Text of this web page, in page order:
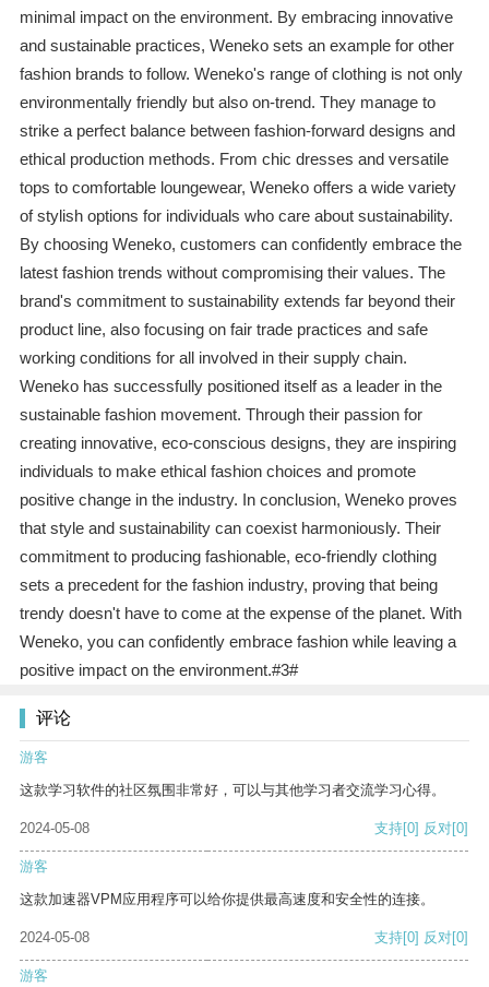
minimal impact on the environment. By embracing innovative
and sustainable practices, Weneko sets an example for other
fashion brands to follow. Weneko's range of clothing is not only
environmentally friendly but also on-trend. They manage to
strike a perfect balance between fashion-forward designs and
ethical production methods. From chic dresses and versatile
tops to comfortable loungewear, Weneko offers a wide variety
of stylish options for individuals who care about sustainability.
By choosing Weneko, customers can confidently embrace the
latest fashion trends without compromising their values. The
brand's commitment to sustainability extends far beyond their
product line, also focusing on fair trade practices and safe
working conditions for all involved in their supply chain.
Weneko has successfully positioned itself as a leader in the
sustainable fashion movement. Through their passion for
creating innovative, eco-conscious designs, they are inspiring
individuals to make ethical fashion choices and promote
positive change in the industry. In conclusion, Weneko proves
that style and sustainability can coexist harmoniously. Their
commitment to producing fashionable, eco-friendly clothing
sets a precedent for the fashion industry, proving that being
trendy doesn't have to come at the expense of the planet. With
Weneko, you can confidently embrace fashion while leaving a
positive impact on the environment.#3#
评论
游客
这款学习软件的社区氛围非常好，可以与其他学习者交流学习心得。
2024-05-08 支持[0] 反对[0]
游客
这款加速器VPM应用程序可以给你提供最高速度和安全性的连接。
2024-05-08 支持[0] 反对[0]
游客